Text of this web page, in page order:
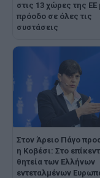
στις 13 χώρες της ΕΕ
πρόοδο σε όλες τις
συστάσεις
Στον Άρειο Πάγο
η Κοβέσι: Στο
θητεία των Ελλήνων
εντεταλμένων